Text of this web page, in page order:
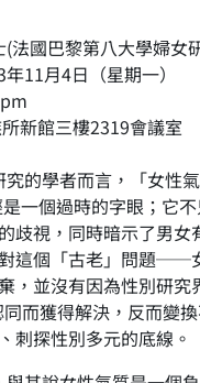
法國巴黎第八大學婦女
11月4日（星期一）
新館三樓2319會議室
的學者而言，「女性氣
一個過時的字眼；它
歧視，同時暗示了男女
這個「古老」問題──
並沒有因為性別研究
而獲得解決，反而變
刺探性別多元的底線。